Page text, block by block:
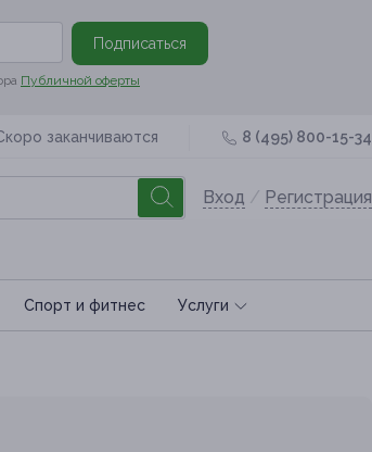
Подписаться
Публичной оферты
заканчиваются 8 (495) 800-15-34
Вход / Регистрация
Спoрт и фитнес Услуги